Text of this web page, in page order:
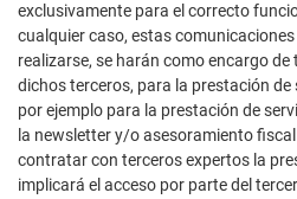
exclusivamente para el correcto
cualquier caso, estas
realizarse, se harán como encargo
dichos terceros, para la prestación de
por ejemplo para la prestación de
la newsletter y/o asesoramiento fiscal
contratar con terceros expertos la
implicará el acceso por parte del